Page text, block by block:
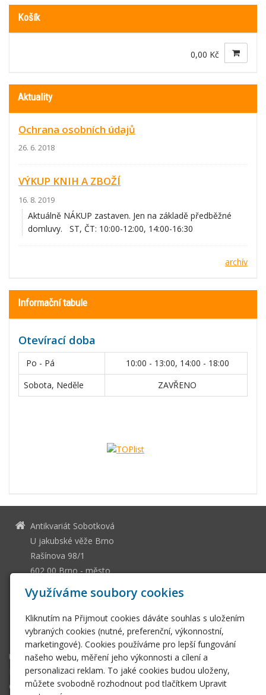
Košík
0,00 Kč
Aktuality
Ochrana osobních údajů
26. 6. 2018
VÝKUP KNIH A ZBOŽÍ
16. 8. 2019
Aktuálně NÁKUP zastaven. Jen na základě předběžné
domluvy. ST, ČT: 10:00-12:00, 14:00-16:30
archív
Informační tabule
Otevírací doba
Po - Pá
10:00 - 13:00, 14:00 - 18:00
Sobota, Neděle
ZAVŘENO
Antikvariát Sobotková
U jakubské věže Brno
Rašínova 98/1
602 00 Brno - město
13036661
CZ505112128
ssobotkova@gmail.com
+420 542 212 393
Úvodní stránka
E-shop
Obchodní podmínky
Využíváme soubory cookies
Kliknutím na Přijmout cookies dáváte souhlas s uložením
vybraných cookies (nutné, preferenční, výkonnostní,
marketingové). Cookies používáme pro lepší fungování
našeho webu, měření jeho výkonnosti a cílení a
personalizaci reklam. To jaké cookies budou uloženy,
můžete svobodně rozhodnout pod tlačítkem Upravit